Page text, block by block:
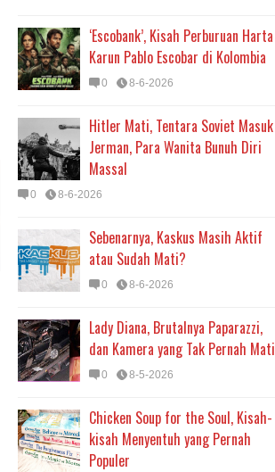
‘Escobank’, Kisah Perburuan Harta
Karun Pablo Escobar di Kolombia
0 8-6-2026
Hitler Mati, Tentara Soviet Masuk
Jerman, Para Wanita Bunuh Diri
Massal
0 8-6-2026
Sebenarnya, Kaskus Masih Aktif
atau Sudah Mati?
0 8-6-2026
Lady Diana, Brutalnya Paparazzi,
dan Kamera yang Tak Pernah Mati
0 8-5-2026
Chicken Soup for the Soul, Kisah-
kisah Menyentuh yang Pernah
Populer